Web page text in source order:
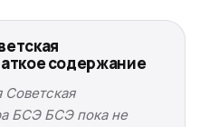
содержание
БСЭ БСЭ пока не